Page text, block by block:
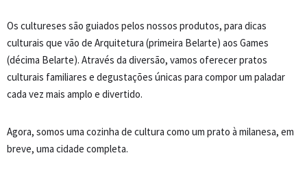
Os cultureses são guiados pelos nossos produtos, para dicas
culturais que vão de Arquitetura (primeira Belarte) aos Games
(décima Belarte). Através da diversão, vamos oferecer pratos
culturais familiares e degustações únicas para compor um paladar
cada vez mais amplo e divertido.
Agora, somos uma cozinha de cultura como um prato à milanesa, em
breve, uma cidade completa.